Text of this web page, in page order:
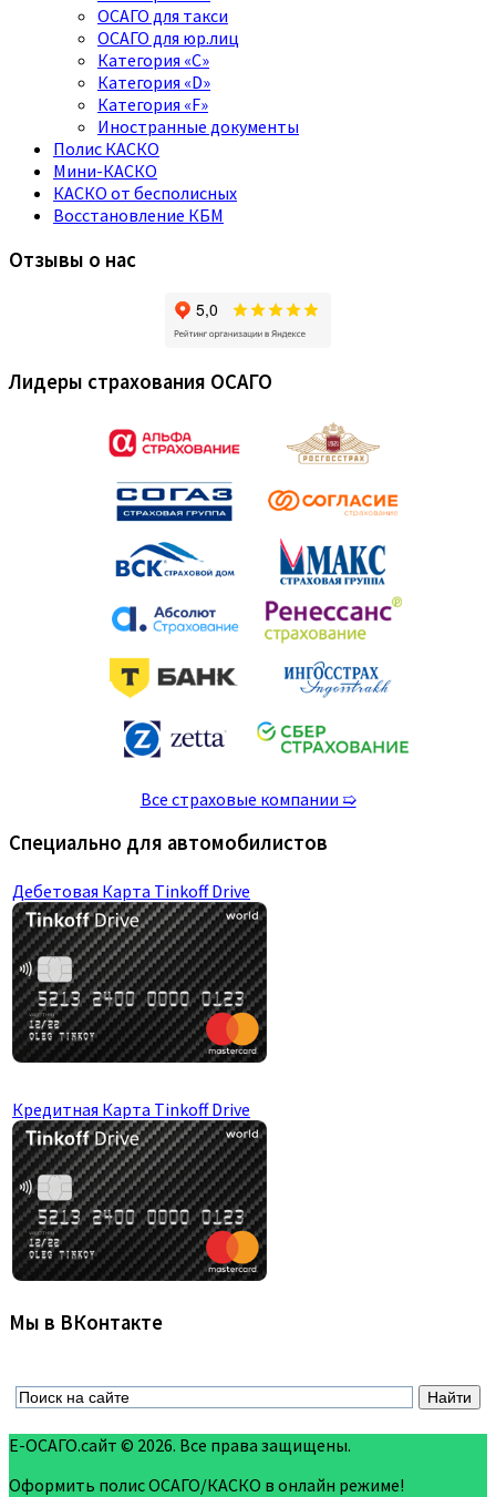
ОСАГО для такси
ОСАГО для юр.лиц
Категория «C»
Категория «D»
Категория «F»
Иностранные документы
Полис КАСКО
Мини-КАСКО
КАСКО от бесполисных
Восстановление КБМ
Отзывы о нас
Лидеры страхования ОСАГО
Все страховые компании ➯
Специально для автомобилистов
Дебетовая Карта Tinkoff Drive
Кредитная Карта Tinkoff Drive
Мы в ВКонтакте
Е-ОСАГО.сайт © 2026. Все права защищены.
Оформить полис ОСАГО/КАСКО в онлайн режиме!